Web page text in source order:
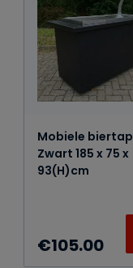
Mobiele biertap
Zwart 185 x 75 x
93(H)cm
€105.00